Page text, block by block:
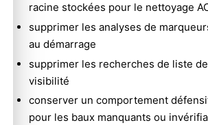
racine stockées pour le nettoyage
supprimer les analyses de
au démarrage
supprimer les recherches de liste
visibilité
conserver un comportement
pour les baux manquants ou